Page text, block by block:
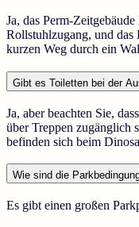
Ja, das Perm-
Rollstuhlzugang, und das
kurzen Weg durch ein
Gibt es Toiletten bei der
Ja, aber beachten Sie,
über Treppen zugänglich
befinden sich beim
Wie sind die
Es gibt einen großen